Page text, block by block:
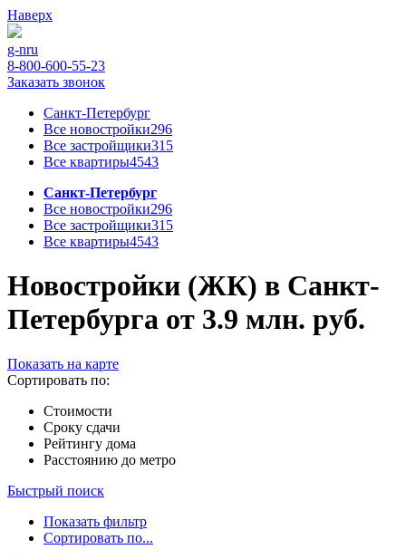
Наверх
g-nru
8-800-600-55-23
Заказать звонок
Санкт-Петербург
Все новостройки296
Все застройщики315
Все квартиры4543
Санкт-Петербург
Все новостройки296
Все застройщики315
Все квартиры4543
Новостройки (ЖК) в Санкт-
Петербурга от 3.9 млн. руб.
Показать на карте
Сортировать по:
Стоимости
Сроку сдачи
Рейтингу дома
Расстоянию до метро
Быстрый поиск
Показать фильтр
Сортировать по...